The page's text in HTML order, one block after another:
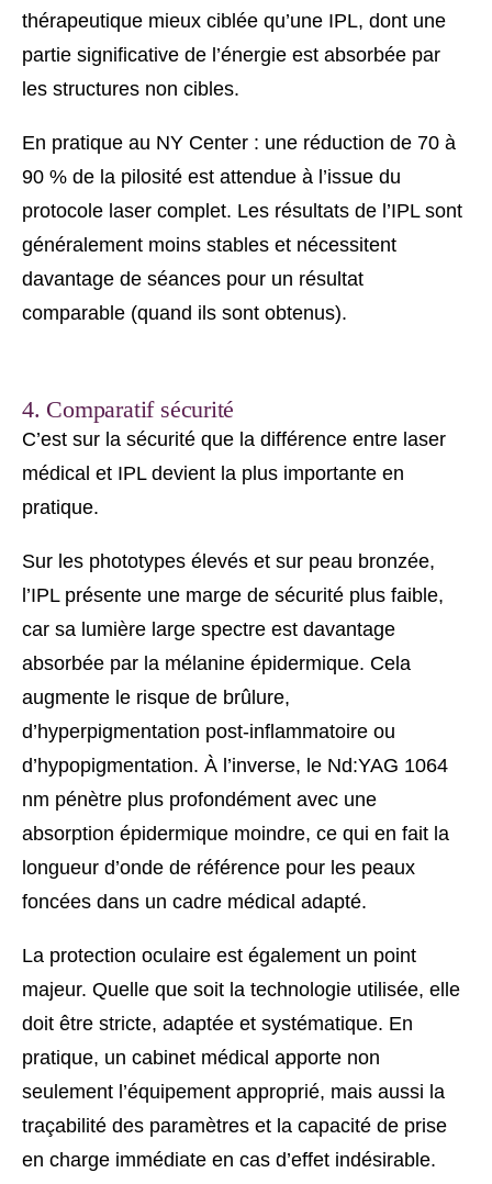
thérapeutique mieux ciblée qu’une IPL, dont une
partie significative de l’énergie est absorbée par
les structures non cibles.
En pratique au NY Center : une réduction de 70 à
90 % de la pilosité est attendue à l’issue du
protocole laser complet. Les résultats de l’IPL sont
généralement moins stables et nécessitent
davantage de séances pour un résultat
comparable (quand ils sont obtenus).
4. Comparatif sécurité
C’est sur la sécurité que la différence entre laser
médical et IPL devient la plus importante en
pratique.
Sur les phototypes élevés et sur peau bronzée,
l’IPL présente une marge de sécurité plus faible,
car sa lumière large spectre est davantage
absorbée par la mélanine épidermique. Cela
augmente le risque de brûlure,
d’hyperpigmentation post-inflammatoire ou
d’hypopigmentation. À l’inverse, le Nd:YAG 1064
nm pénètre plus profondément avec une
absorption épidermique moindre, ce qui en fait la
longueur d’onde de référence pour les peaux
foncées dans un cadre médical adapté.
La protection oculaire est également un point
majeur. Quelle que soit la technologie utilisée, elle
doit être stricte, adaptée et systématique. En
pratique, un cabinet médical apporte non
seulement l’équipement approprié, mais aussi la
traçabilité des paramètres et la capacité de prise
en charge immédiate en cas d’effet indésirable.